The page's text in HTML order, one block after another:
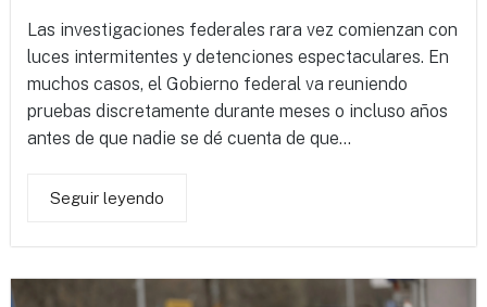
Las investigaciones federales rara vez comienzan con
luces intermitentes y detenciones espectaculares. En
muchos casos, el Gobierno federal va reuniendo
pruebas discretamente durante meses o incluso años
antes de que nadie se dé cuenta de que...
Seguir leyendo